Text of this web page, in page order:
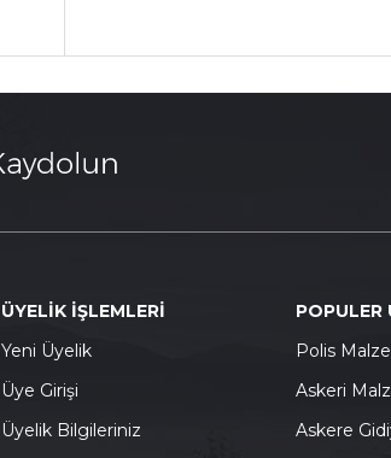
ÜYELİK İŞLEMLERİ POPULER
Yeni Üyelik Polis
Üye Girişi Askeri
Üyelik Bilgileriniz Askere